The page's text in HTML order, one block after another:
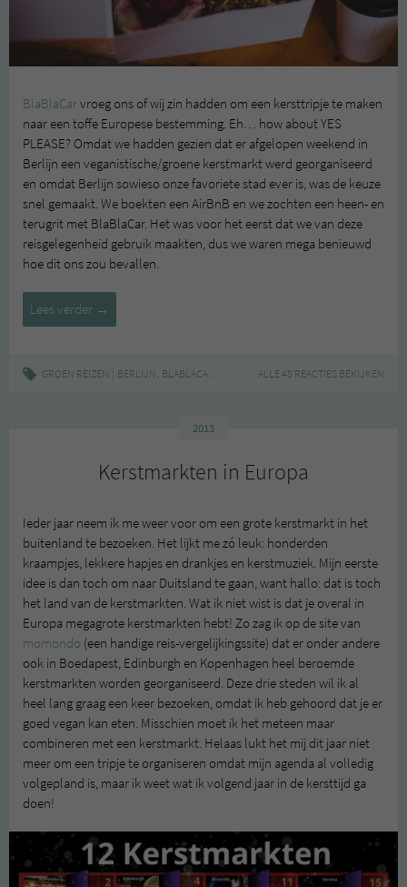
BlaBlaCarvroeg ons of wij zin hadden om een kersttripje te maken
naar een toffe Europese bestemming. Eh… how about YES
PLEASE? Omdat we hadden gezien dat er afgelopen weekend in
Berlijn een veganistische/groene kerstmarkt werd georganiseerd
en omdat Berlijn sowieso onze favoriete stad ever is, was de keuze
snel gemaakt. We boekten een AirBnB en we zochten een heen- en
terugrit met BlaBlaCar. Het was voor het eerst dat we van deze
reisgelegenheid gebruik maakten, dus we waren mega benieuwd
hoe dit ons zou bevallen.
Lees verder Groen
reizen:
→
GROEN REIZEN BERLIJN, BLABLACAR , DUURZAAM,GROEN REIZEN,
ALLE 48 REACTIES BEKIJKEN
2013
Kerstmarkten in Europa
Ieder jaar neem ik me weer voor om een grote kerstmarkt in het
buitenland te bezoeken. Het lijkt me zó leuk: honderden
kraampjes, lekkere hapjes en drankjes en kerstmuziek. Mijn eerste
idee is dan toch om naar Duitsland te gaan, want hallo: dat is toch
het land van de kerstmarkten. Wat ik niet wist is dat je overal in
Europa megagrote kerstmarkten hebt! Zo zag ik op de site van
momondo (een handige reis-vergelijkingssite) dat er onder andere
ook in Boedapest, Edinburgh en Kopenhagen heel beroemde
kerstmarkten worden georganiseerd. Deze drie steden wil ik al
heel lang graag een keer bezoeken, omdat ik heb gehoord dat je er
goed vegan kan eten. Misschien moet ik het meteen maar
combineren met een kerstmarkt. Helaas lukt het mij dit jaar niet
meer om een tripje te organiseren omdat mijn agenda al volledig
volgepland is, maar ik weet wat ik volgend jaar in de kersttijd ga
doen!